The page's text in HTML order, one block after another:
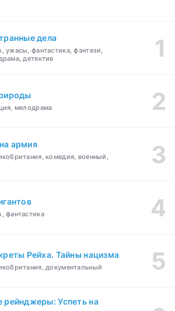
дела
ужасы, фантастика, фэнтези,
детектив
мелодрама
армия
комедия, военный,
фантастика
Рейха. Тайны нацизма
документальный
рейнджеры: Успеть на